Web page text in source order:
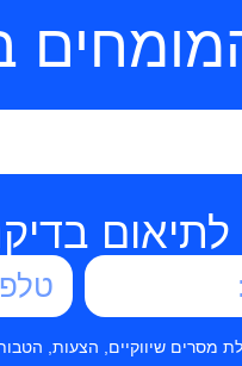
לתיאום
מסרים שיווקיים, הצעות,